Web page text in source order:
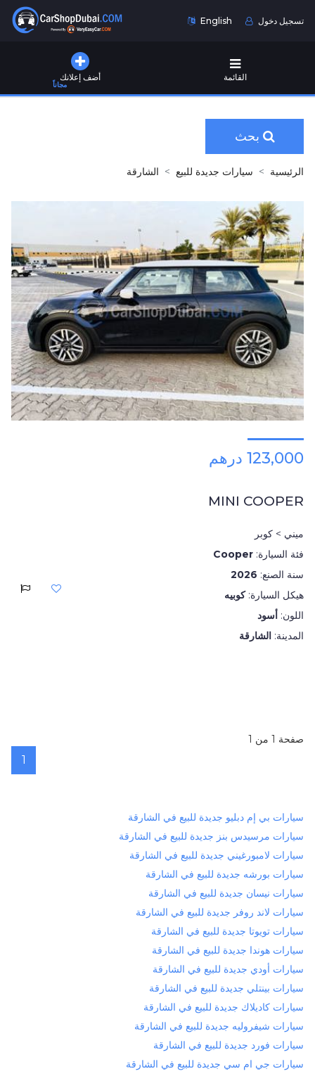
English تسجيل دخول
أضف إعلانك
مجاناً
القائمة
بحث
الرئيسية سيارات جديدة للبيع الشارقة
123,000 درهم
MINI COOPER
ميني > كوبر
فئة السيارة: Cooper
سنة الصنع: 2026
هيكل السيارة:كوبيه
اللون: أسود
المدينة: الشارقة
صفحة 1 من 1
1
سيارات بي إم دبليو جديدة للبيع في الشارقة
سيارات مرسيدس بنز جديدة للبيع في الشارقة
سيارات لامبورغيني جديدة للبيع في الشارقة
سيارات بورشه جديدة للبيع في الشارقة
سيارات نيسان جديدة للبيع في الشارقة
سيارات لاند روفر جديدة للبيع في الشارقة
سيارات تويوتا جديدة للبيع في الشارقة
سيارات هوندا جديدة للبيع في الشارقة
سيارات أودي جديدة للبيع في الشارقة
سيارات بينتلي جديدة للبيع في الشارقة
سيارات كاديلاك جديدة للبيع في الشارقة
سيارات شيفروليه جديدة للبيع في الشارقة
سيارات فورد جديدة للبيع في الشارقة
سيارات جي ام سي جديدة للبيع في الشارقة